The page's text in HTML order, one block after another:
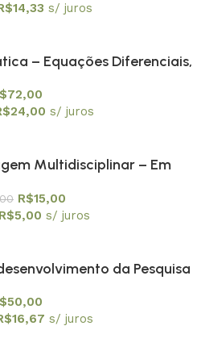
14,33 s/ juros
– Equações Diferenciais,
72,00
24,00 s/ juros
Multidisciplinar – Em
R$15,00
R$5,00 s/ juros
da Pesquisa
50,00
16,67 s/ juros